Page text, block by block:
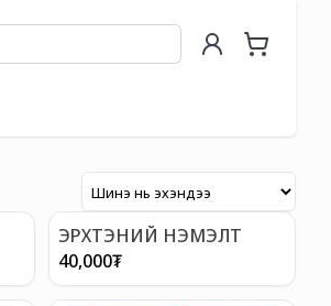
ЭРХТЭНИЙ НЭМЭЛТ
40,000₮